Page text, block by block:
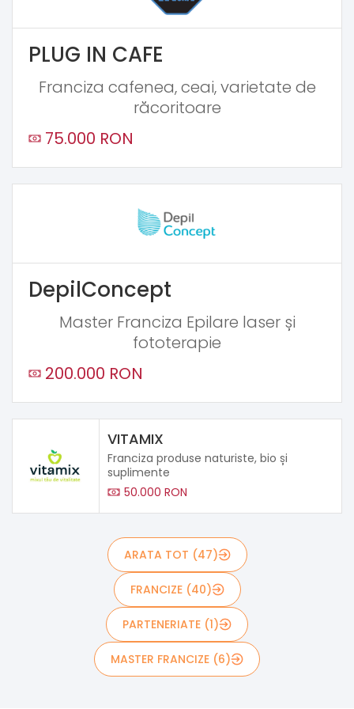
PLUG IN CAFE
Franciza cafenea, ceai, varietate de
răcoritoare
75.000 RON
DepilConcept
Master Franciza Epilare laser și
fototerapie
200.000 RON
VITAMIX
Franciza produse naturiste, bio și
suplimente
50.000 RON
ARATA TOT (47)
FRANCIZE (40)
PARTENERIATE (1)
MASTER FRANCIZE (6)